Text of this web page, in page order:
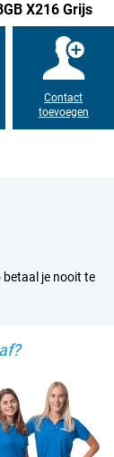
X216 Grijs
Contact
toevoegen
betaal je nooit te